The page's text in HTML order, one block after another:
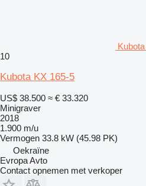
10
Kubota KX 165-5
US$ 38.500 ≈ € 33.320
Minigraver
2018
1.900 m/u
Vermogen 33.8 kW (45.98 PK)
Oekraïne
Evropa Avto
Contact opnemen met verkoper